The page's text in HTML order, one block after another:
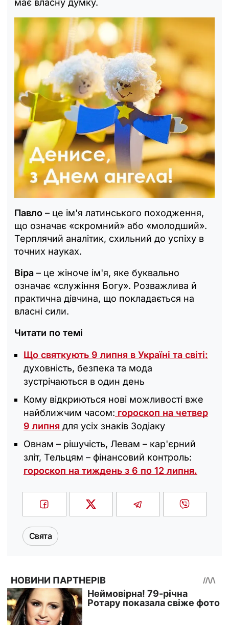
має власну думку.
Павло – це ім'я латинського походження,
що означає «скромний» або «молодший».
Терплячий аналітик, схильний до успіху в
точних науках.
Віра – це жіноче ім'я, яке буквально
означає «служіння Богу». Розважлива й
практична дівчина, що покладається на
власні сили.
Читати по темі
Що святкують 9 липня в Україні та світі:
духовність, безпека та мода
зустрічаються в один день
Кому відкриються нові можливості вже
найближчим часом: гороскоп на четвер
9 липня для усіх знаків Зодіаку
Овнам – рішучість, Левам – кар'єрний
зліт, Тельцям – фінансовий контроль:
гороскоп на тиждень з 6 по 12 липня.
Свята